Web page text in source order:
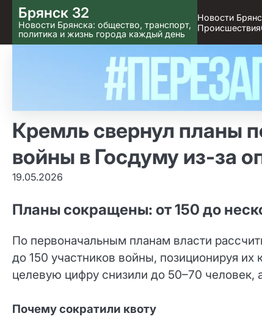
Skip
to content
Брянск 32
Новости Брянска: общество, транспорт,
политика и жизнь города каждый день
Новости
Происшествия
Кремль свернул планы
войны в Госдуму из‑за
19.05.2026
Планы сокращены: от 150 до
По первоначальным планам власти
до 150 участников войны, позиционируя
целевую цифру снизили до 50–70 человек,
Почему сократили квоту